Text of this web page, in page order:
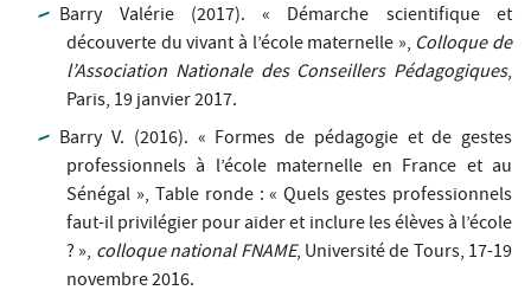
Barry Valérie (2017). « Démarche scientifique et
découverte du vivant à l’école maternelle », Colloque de
l’Association Nationale des Conseillers Pédagogiques,
Paris, 19 janvier 2017.
Barry V. (2016). « Formes de pédagogie et de gestes
professionnels à l’école maternelle en France et au
Sénégal », Table ronde : « Quels gestes professionnels
faut-il privilégier pour aider et inclure les élèves à l’école
? », colloque national FNAME, Université de Tours, 17-19
novembre 2016.